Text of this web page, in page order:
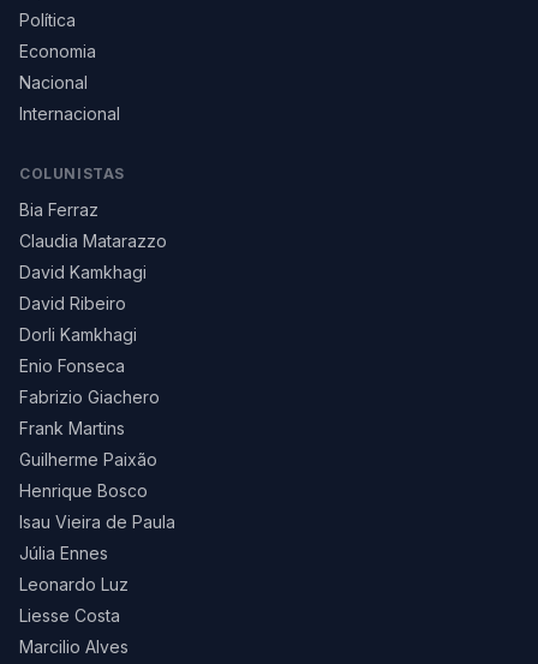
Política
Economia
Nacional
Internacional
COLUNISTAS
Bia Ferraz
Claudia Matarazzo
David Kamkhagi
David Ribeiro
Dorli Kamkhagi
Enio Fonseca
Fabrizio Giachero
Frank Martins
Guilherme Paixão
Henrique Bosco
Isau Vieira de Paula
Júlia Ennes
Leonardo Luz
Liesse Costa
Marcilio Alves